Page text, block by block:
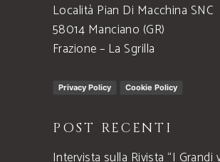
Località Pian Di Macchina SNC
58014 Manciano (GR)
Frazione – La Sgrilla
Privacy Policy Cookie Policy
POST RECENTI
Intervista sulla Rivista “I Grandi